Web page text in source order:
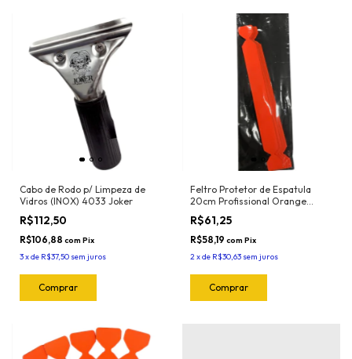
Cabo de Rodo p/ Limpeza de
Vidros (INOX) 4033 Joker
R$112,50
R$106,88 com Pix
3xde R$37,50 sem juros
Feltro Protetor de Espatula
20cm Profissional Orange
(5und) 1024.O Joker
R$61,25
R$58,19 com Pix
2xde R$30,63 sem juros